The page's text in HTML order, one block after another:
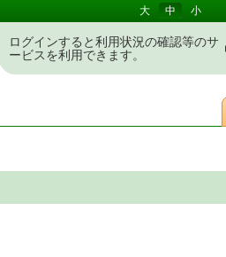
大 中 小
ログインすると利用状況の確認等のサ
ービスを利用できます。